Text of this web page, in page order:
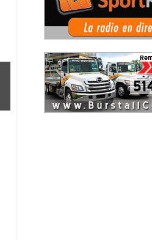
WRC Rallye de Finlande 2026 -
Étapes dimanche et podium
Dimanche 2 août 2026